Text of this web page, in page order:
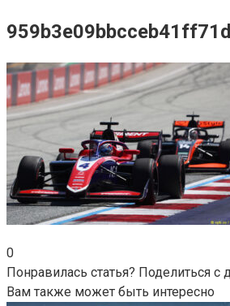
0
Понравилась статья? Поделиться с
Вам также может быть интересно